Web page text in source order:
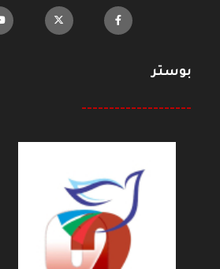
بوستر
--------------------